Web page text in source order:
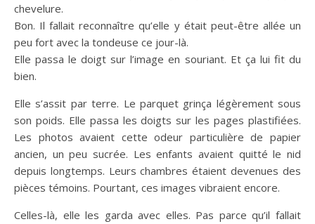
chevelure.
Bon. Il fallait reconnaître qu’elle y était peut-être allée un
peu fort avec la tondeuse ce jour-là.
Elle passa le doigt sur l’image en souriant. Et ça lui fit du
bien.
Elle s’assit par terre. Le parquet grinça légèrement sous
son poids. Elle passa les doigts sur les pages plastifiées.
Les photos avaient cette odeur particulière de papier
ancien, un peu sucrée. Les enfants avaient quitté le nid
depuis longtemps. Leurs chambres étaient devenues des
pièces témoins. Pourtant, ces images vibraient encore.
Celles-là, elle les garda avec elles. Pas parce qu’il fallait